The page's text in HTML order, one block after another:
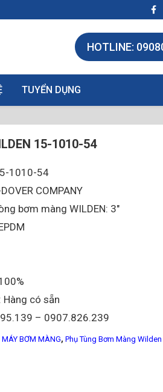
HOTLINE:
TUYỂN DỤNG
15-1010-54
1010-54
COMPANY
bơm màng WILDEN: 3″
Hàng có sẵn
– 0907.826.239
MÁY BƠM MÀNG, Phụ Tùng Bơm Màng Wilden